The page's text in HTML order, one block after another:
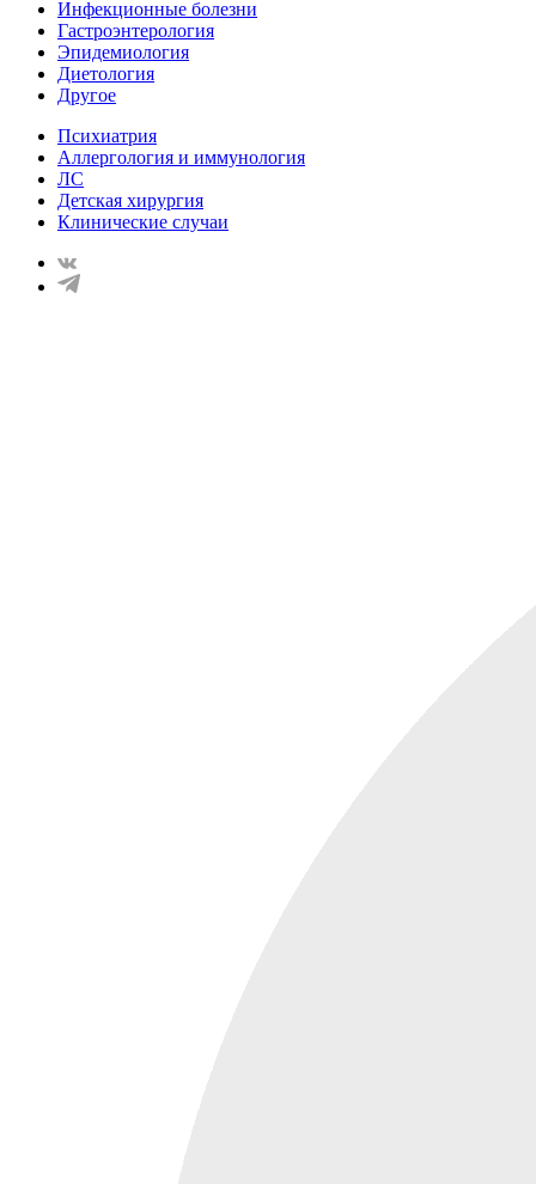
Инфекционные болезни
Гастроэнтерология
Эпидемиология
Диетология
Другое
Психиатрия
Аллергология и иммунология
ЛС
Детская хирургия
Клинические случаи